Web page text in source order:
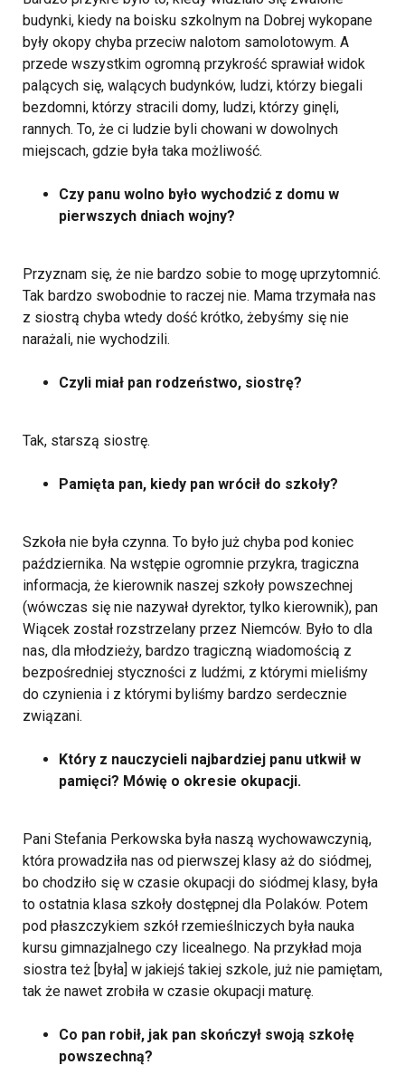
budynki, kiedy na boisku szkolnym na Dobrej wykopane
były okopy chyba przeciw nalotom samolotowym. A
przede wszystkim ogromną przykrość sprawiał widok
palących się, walących budynków, ludzi, którzy biegali
bezdomni, którzy stracili domy, ludzi, którzy ginęli,
rannych. To, że ci ludzie byli chowani w dowolnych
miejscach, gdzie była taka możliwość.
Czy panu wolno było wychodzić z domu w
pierwszych dniach wojny?
Przyznam się, że nie bardzo sobie to mogę uprzytomnić.
Tak bardzo swobodnie to raczej nie. Mama trzymała nas
z siostrą chyba wtedy dość krótko, żebyśmy się nie
narażali, nie wychodzili.
Czyli miał pan rodzeństwo, siostrę?
Tak, starszą siostrę.
Pamięta pan, kiedy pan wrócił do szkoły?
Szkoła nie była czynna. To było już chyba pod koniec
października. Na wstępie ogromnie przykra, tragiczna
informacja, że kierownik naszej szkoły powszechnej
(wówczas się nie nazywał dyrektor, tylko kierownik), pan
Wiącek został rozstrzelany przez Niemców. Było to dla
nas, dla młodzieży, bardzo tragiczną wiadomością z
bezpośredniej styczności z ludźmi, z którymi mieliśmy
do czynienia i z którymi byliśmy bardzo serdecznie
związani.
Który z nauczycieli najbardziej panu utkwił w
pamięci? Mówię o okresie okupacji.
Pani Stefania Perkowska była naszą wychowawczynią,
która prowadziła nas od pierwszej klasy aż do siódmej,
bo chodziło się w czasie okupacji do siódmej klasy, była
to ostatnia klasa szkoły dostępnej dla Polaków. Potem
pod płaszczykiem szkół rzemieślniczych była nauka
kursu gimnazjalnego czy licealnego. Na przykład moja
siostra też [była] w jakiejś takiej szkole, już nie pamiętam,
tak że nawet zrobiła w czasie okupacji maturę.
Co pan robił, jak pan skończył swoją szkołę
powszechną?